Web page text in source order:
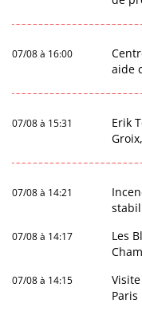
07/08 à 16:00
aide
07/08 à 15:31
Erik
07/08 à 14:21
07/08 à 14:17
Les
07/08 à 14:15
Paris